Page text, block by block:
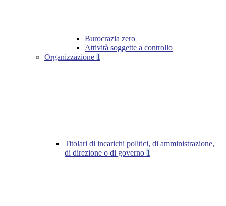
Burocrazia zero
Attività soggette a controllo
Organizzazione 1
Titolari di incarichi politici, di amministrazione,
di direzione o di governo 1